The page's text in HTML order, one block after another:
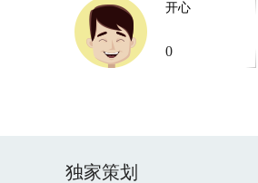
开心
0
独家策划